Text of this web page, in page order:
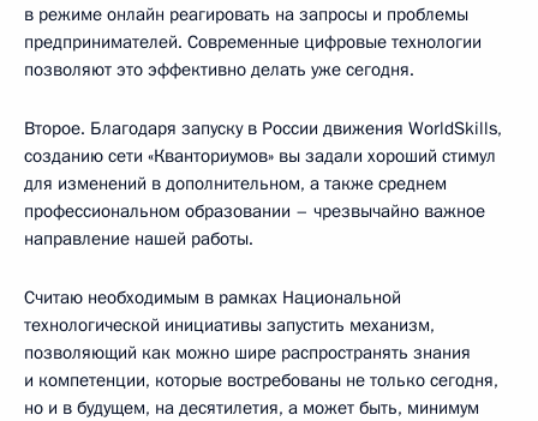
в режиме онлайн реагировать на запросы и проблемы
предпринимателей. Современные цифровые технологии
позволяют это эффективно делать уже сегодня.
Второе. Благодаря запуску в России движения WorldSkills,
созданию сети «Кванториумов» вы задали хороший стимул
для изменений в дополнительном, а также среднем
профессиональном образовании – чрезвычайно важное
направление нашей работы.
Считаю необходимым в рамках Национальной
технологической инициативы запустить механизм,
позволяющий как можно шире распространять знания
и компетенции, которые востребованы не только сегодня,
но и в будущем, на десятилетия, а может быть, минимум